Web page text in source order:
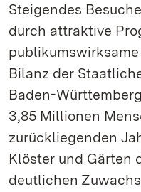
Steigendes
durch attraktive
Bilanz der
Baden-
3,85 Millionen
zurückliegenden
Klöster und Gärten
deutlichen